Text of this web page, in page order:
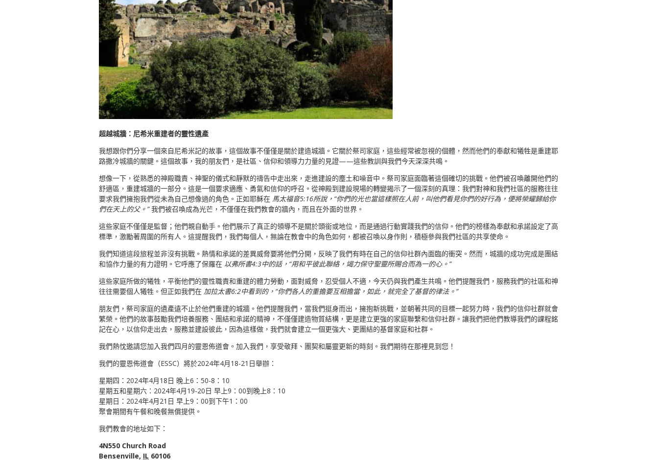
超越城牆：尼希米重建者的靈性遺產
我想跟你們分享一個來自尼希米記的故事，這個故事不僅僅是關於建造城牆。它關於祭司家庭，這些經常被忽視的個體，然而他們的奉獻和犧牲是重建耶
路撒冷城牆的關鍵。這個故事，我的朋友們，是社區、信仰和領導力力量的見證——這些教訓與我們今天深深共鳴。
想像一下，從熟悉的神殿職責、神聖的儀式和靜默的禱告中走出來，走進建設的塵土和噪音中。祭司家庭面臨著這個確切的挑戰。他們被召喚離開他們的
舒適區，重建城牆的一部分。這是一個要求適應、勇氣和信仰的呼召。從神殿到建設現場的轉變揭示了一個深刻的真理：我們對神和我們社區的服務往往
要求我們擁抱我們從未為自己想像過的角色。正如耶穌在 馬太福音5:16所說，“你們的光也當這樣照在人前，叫他們看見你們的好行為，便將榮耀歸給你
們在天上的父。”我們被召喚成為光芒，不僅僅在我們教會的牆內，而且在外面的世界。
這些家庭不僅僅是監督；他們親自動手。他們展示了真正的領導不是關於頭銜或地位，而是通過行動實踐我們的信仰。他們的榜樣為奉獻和承諾設定了高
標準，激勵著周圍的所有人。這提醒我們，我們每個人，無論在教會中的角色如何，都被召喚以身作則，積極參與我們社區的共享使命。
我們知道這段旅程並非沒有挑戰。熱情和承諾的差異威脅要將他們分開，反映了我們有時在自己的信仰社群內面臨的衝突。然而，城牆的成功完成是團結
和協作力量的有力證明。它呼應了保羅在 以弗所書4:3中的話，“用和平彼此聯絡，竭力保守聖靈所賜合而為一的心。”
這些家庭所做的犧牲，平衡他們的靈性職責和重建的體力勞動，面對威脅，忍受個人不適，今天仍與我們產生共鳴。他們提醒我們，服務我們的社區和神
往往需要個人犧牲。但正如我們在 加拉太書6:2中看到的，“你們各人的重擔要互相擔當，如此，就完全了基督的律法。”
朋友們，祭司家庭的遺產遠不止於他們重建的城牆。他們提醒我們，當我們挺身而出，擁抱新挑戰，並朝著共同的目標一起努力時，我們的信仰社群就會
繁榮。他們的故事鼓勵我們培養服務、團結和承諾的精神，不僅僅建造物質結構，更是建立更強的家庭聯繫和信仰社群。讓我們把他們教導我們的課程銘
記在心，以信仰走出去，服務並建設彼此，因為這樣做，我們就會建立一個更強大、更團結的基督家庭和社群。
我們熱忱邀請您加入我們四月的靈恩佈道會。加入我們，享受敬拜、團契和屬靈更新的時刻。我們期待在那裡見到您！
我們的靈恩佈道會（ESSC）將於2024年4月18-21日舉辦：
星期四：2024年4月18日 晚上6：50-8：10
星期五和星期六：2024年4月19-20日 早上9：00到晚上8：10
星期日：2024年4月21日 早上9：00到下午1：00
聚會期間有午餐和晚餐無償提供。
我們教會的地址如下：
4N550 Church Road
Bensenville, IL 60106